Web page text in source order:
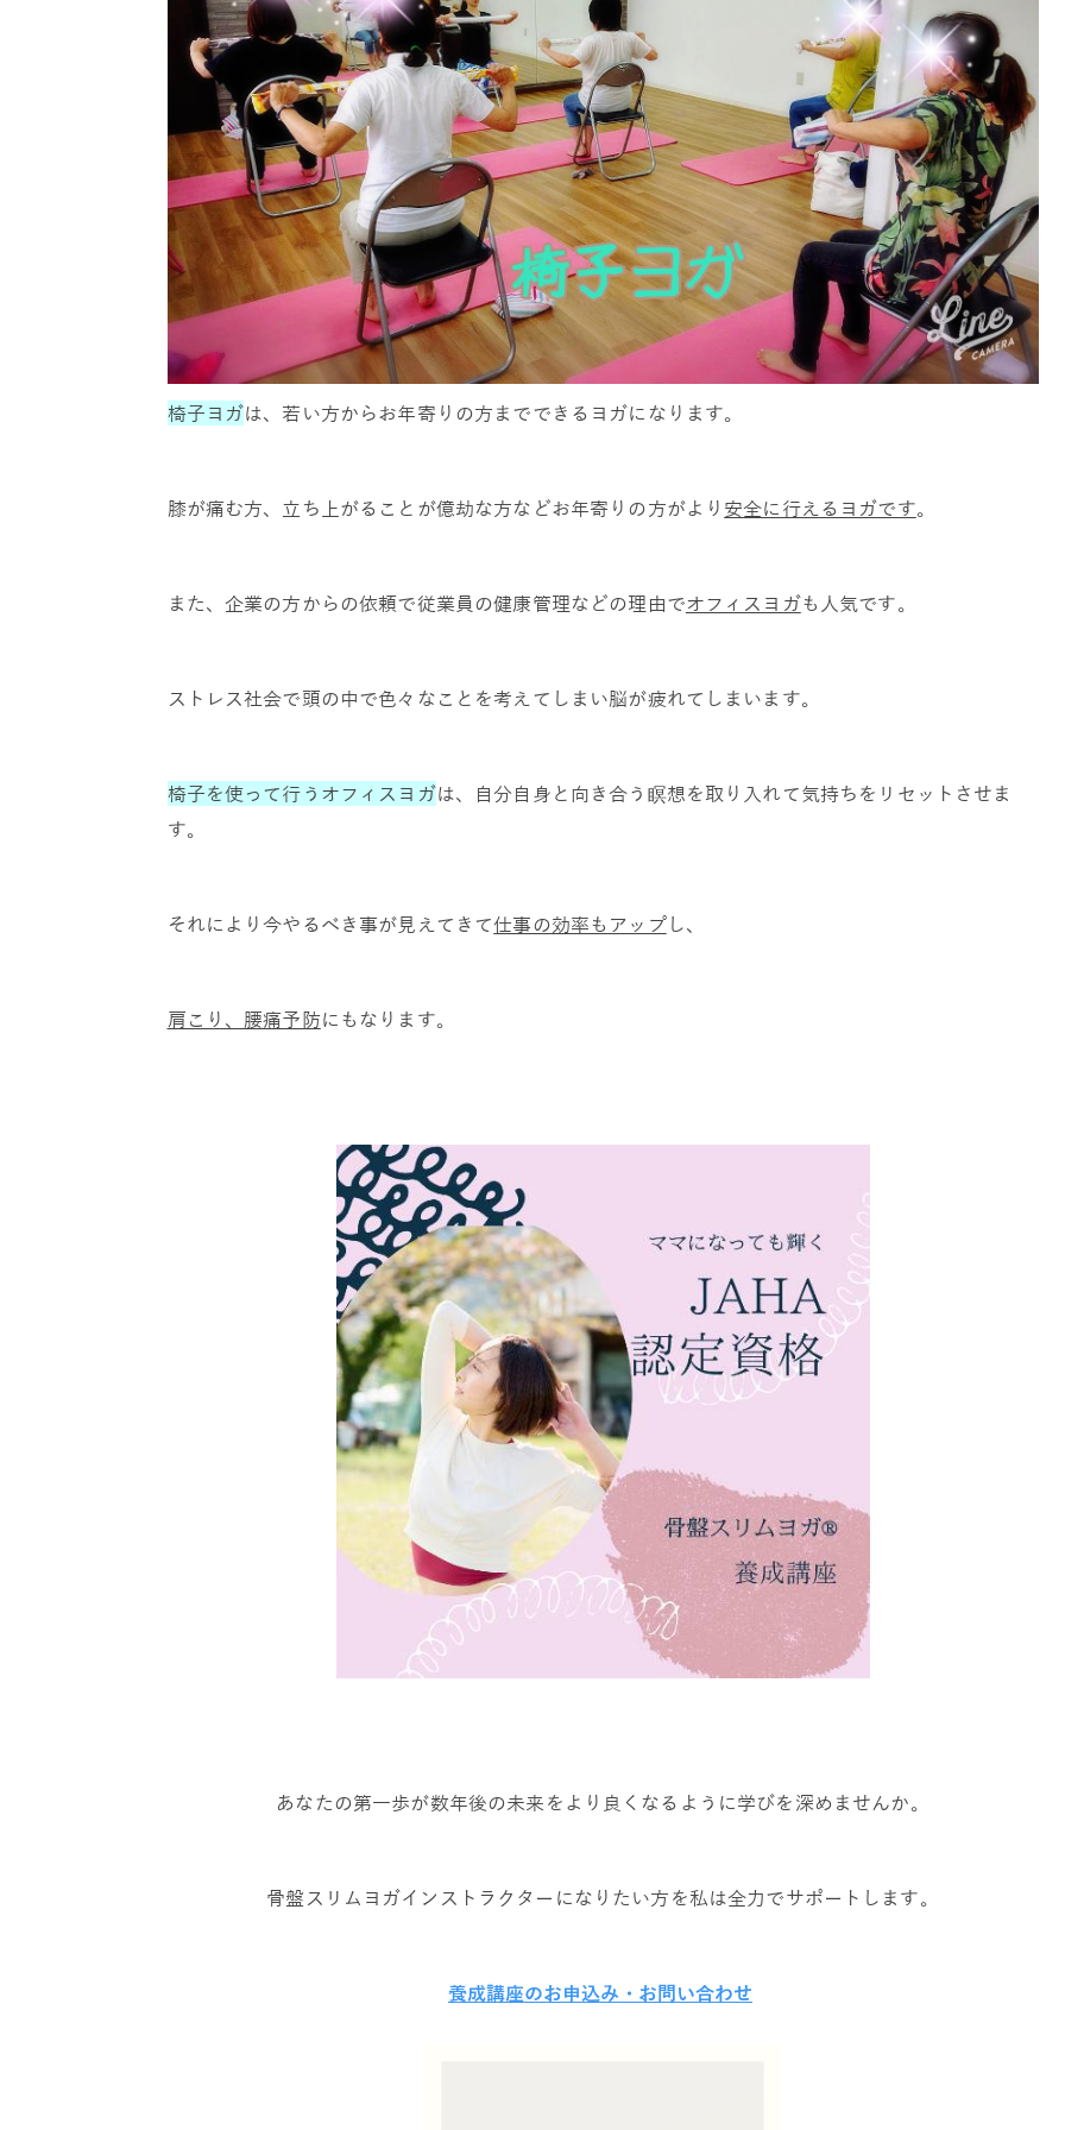
椅子ヨガは、若い方からお年寄りの方までできるヨガになります。
膝が痛む方、立ち上がることが億劫な方などお年寄りの方がより 安全に行えるヨガです。
また、企業の方からの依頼で従業員の健康管理などの理由でオフィスヨガも人気です。
ストレス社会で頭の中で色々なことを考えてしまい脳が疲れてしまいます。
椅子を使って行うオフィスヨガは、自分自身と向き合う瞑想を取り入れて気持ちをリセットさせま
す。
それにより今やるべき事が見えてきて仕事の効率もアップし、
肩こり、腰痛予防にもなります。
あなたの第一歩が数年後の未来をより良くなるように学びを深めませんか。
骨盤スリムヨガインストラクターになりたい方を私は全力でサポートします。
養成講座のお申込み・お問い合わせ